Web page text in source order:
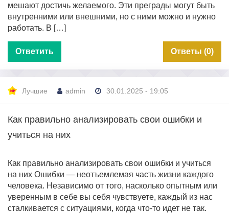
мешают достичь желаемого. Эти преграды могут быть
внутренними или внешними, но с ними можно и нужно
работать. В […]
Ответить Ответы (0)
Лучшие admin 30.01.2025 - 19:05
Как правильно анализировать свои ошибки и
учиться на них
Как правильно анализировать свои ошибки и учиться
на них Ошибки — неотъемлемая часть жизни каждого
человека. Независимо от того, насколько опытным или
уверенным в себе вы себя чувствуете, каждый из нас
сталкивается с ситуациями, когда что-то идет не так.